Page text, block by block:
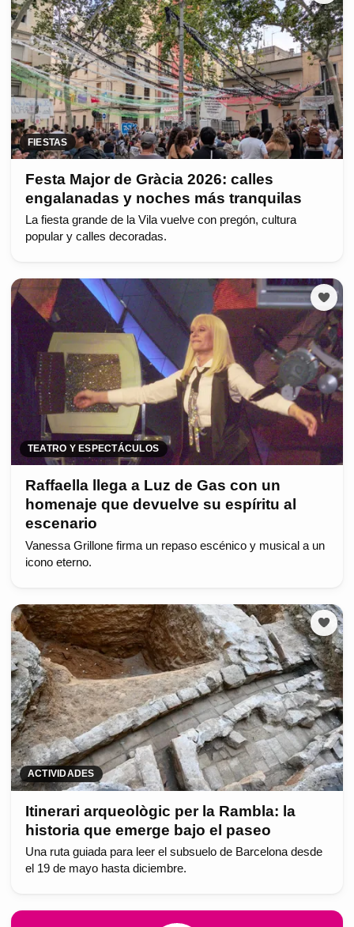
FIESTAS
Festa Major de Gràcia 2026: calles
engalanadas y noches más tranquilas
La fiesta grande de la Vila vuelve con pregón, cultura
popular y calles decoradas.
TEATRO Y ESPECTÁCULOS
Raffaella llega a Luz de Gas con un
homenaje que devuelve su espíritu al
escenario
Vanessa Grillone firma un repaso escénico y musical a un
icono eterno.
ACTIVIDADES
Itinerari arqueològic per la Rambla: la
historia que emerge bajo el paseo
Una ruta guiada para leer el subsuelo de Barcelona desde
el 19 de mayo hasta diciembre.